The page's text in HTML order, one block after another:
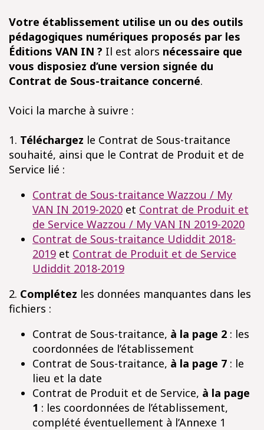
Votre établissement utilise un ou des outils
pédagogiques numériques proposés par les
Éditions VAN IN ? Il est alors nécessaire que
vous disposiez d’une version signée du
Contrat de Sous-traitance concerné.
Voici la marche à suivre :
1. Téléchargez le Contrat de Sous-traitance
souhaité, ainsi que le Contrat de Produit et de
Service lié :
Contrat de Sous-traitance Wazzou / My
VAN IN 2019-2020 et Contrat de Produit et
de Service Wazzou / My VAN IN 2019-2020
Contrat de Sous-traitance Udiddit 2018-
2019 et Contrat de Produit et de Service
Udiddit 2018-2019
2. Complétez les données manquantes dans les
fichiers :
Contrat de Sous-traitance, à la page 2 : les
coordonnées de l’établissement
Contrat de Sous-traitance, à la page 7 : le
lieu et la date
Contrat de Produit et de Service, à la page
1 : les coordonnées de l’établissement,
complété éventuellement à l’Annexe 1